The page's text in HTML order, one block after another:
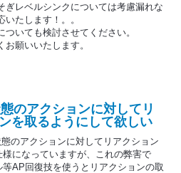
ぎレベルシンクについては考慮漏れな
いたします！。。
ついても検討させてください。
お願いいたします。
のアクションに対してリ
を取るようにして欲しい
のアクションに対してリアクション
様になっていますが、これの弊害で
等AP回復技を使うとリアクションの取